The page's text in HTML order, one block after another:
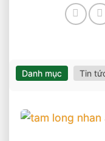
Danh mục Tin